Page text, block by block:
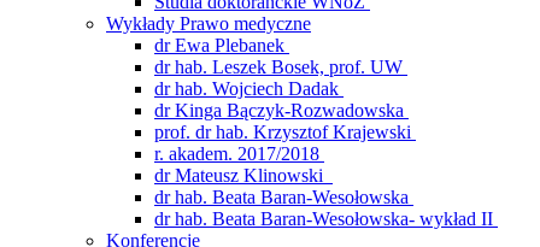
Wykłady Prawo medyczne
dr Ewa Plebanek
dr hab. Leszek Bosek, prof. UW
dr hab. Wojciech Dadak
dr Kinga Bączyk-Rozwadowska
prof. dr hab. Krzysztof Krajewski
r. akadem. 2017/2018
dr Mateusz Klinowski
dr hab. Beata Baran-Wesołowska
dr hab. Beata Baran-Wesołowska- wykład II
Konferencje